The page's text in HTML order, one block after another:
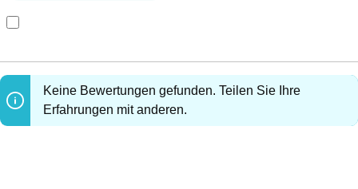
Keine Bewertungen gefunden. Teilen Sie Ihre
Erfahrungen mit anderen.